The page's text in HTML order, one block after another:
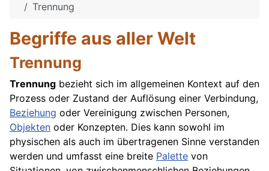
Trennung
Begriffe aus aller Welt
Trennung
Trennung bezieht sich im allgemeinen Kontext auf den
Prozess oder Zustand der Auflösung einer Verbindung,
Beziehung oder Vereinigung zwischen Personen,
Objekten oder Konzepten. Dies kann sowohl im
physischen als auch im übertragenen Sinne verstanden
werden und umfasst eine breite Palette von